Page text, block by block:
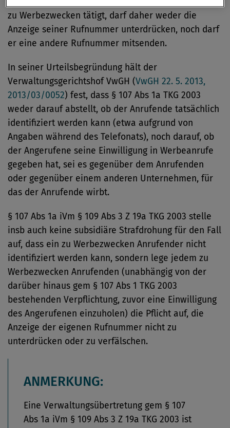
zu Werbezwecken tätigt, darf daher weder die
Anzeige seiner Rufnummer unterdrücken, noch darf
er eine andere Rufnummer mitsenden.
In seiner Urteilsbegründung hält der
Verwaltungsgerichtshof VwGH (VwGH 22. 5. 2013,
2013/03/0052) fest, dass § 107 Abs 1a TKG 2003
weder darauf abstellt, ob der Anrufende tatsächlich
identifiziert werden kann (etwa aufgrund von
Angaben während des Telefonats), noch darauf, ob
der Angerufene seine Einwilligung in Werbeanrufe
gegeben hat, sei es gegenüber dem Anrufenden
oder gegenüber einem anderen Unternehmen, für
das der Anrufende wirbt.
§ 107 Abs 1a iVm § 109 Abs 3 Z 19a TKG 2003 stelle
insb auch keine subsidiäre Strafdrohung für den Fall
auf, dass ein zu Werbezwecken Anrufender nicht
identifiziert werden kann, sondern lege jedem zu
Werbezwecken Anrufenden (unabhängig von der
darüber hinaus gem § 107 Abs 1 TKG 2003
bestehenden Verpflichtung, zuvor eine Einwilligung
des Angerufenen einzuholen) die Pflicht auf, die
Anzeige der eigenen Rufnummer nicht zu
unterdrücken oder zu verfälschen.
ANMERKUNG:
Eine Verwaltungsübertretung gem § 107
Abs 1a iVm § 109 Abs 3 Z 19a TKG 2003 ist